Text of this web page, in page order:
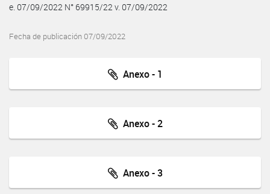
e. 07/09/2022 N° 69915/22 v. 07/09/2022
Fecha de publicación 07/09/2022
Anexo - 1
Anexo - 2
Anexo - 3